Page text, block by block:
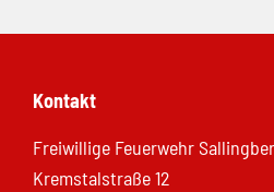
Kontakt
Freiwillige Feuerwehr
Kremstalstraße 12